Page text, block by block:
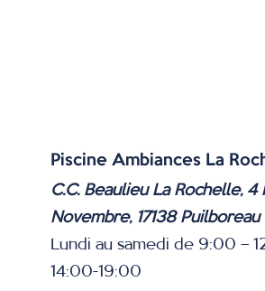
Piscine Ambiances La
C.C. Beaulieu La Rochelle, 4
Novembre, 17138 Puilboreau
Lundi au samedi de 9:00 –
14:00-19:00